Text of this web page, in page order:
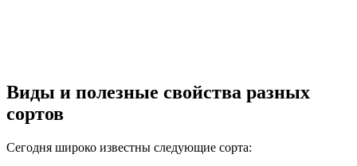
Виды и полезные свойства разных
сортов
Сегодня широко известны следующие сорта: